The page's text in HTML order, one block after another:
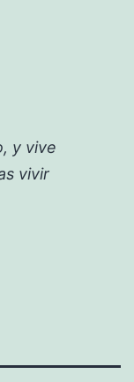
y vive
vivir